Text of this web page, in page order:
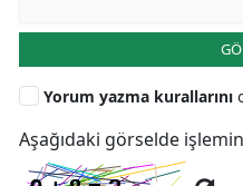
Yorum yazma kurallarını
Aşağıdaki görselde